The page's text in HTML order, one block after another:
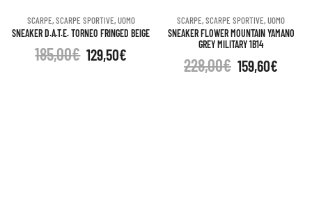
quantità
SCARPE,SCARPE SPORTIVE,UOMO
SNEAKER D.A.T.E. TORNEO FRINGED BEIGE
185,00€ 129,50€
SCARPE,SCARPE SPORTIVE,UOMO
SNEAKER FLOWER MOUNTAIN YAMANO
GREY MILITARY 1B14
228,00€ 159,60€